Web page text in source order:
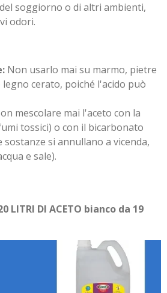
soggiorno o di altri ambienti,
odori.
Non usarlo mai su marmo, pietre
cerato, poiché l'acido può
mescolare mai l'aceto con la
tossici) o con il bicarbonato
si annullano a vicenda,
e sale).
LITRI DI ACETO bianco da 19